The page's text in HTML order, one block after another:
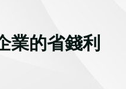
業的省錢利